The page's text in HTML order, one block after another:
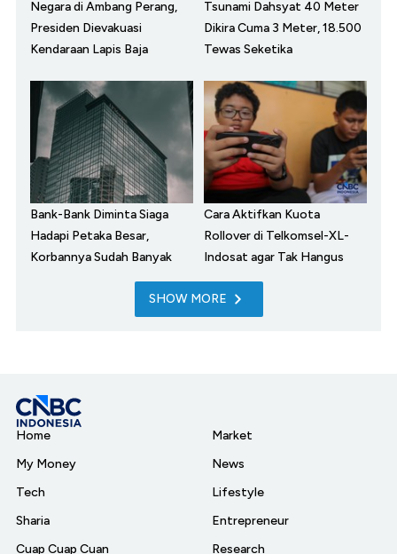
Negara di Ambang Perang,
Presiden Dievakuasi
Kendaraan Lapis Baja
Tsunami Dahsyat 40 Meter
Dikira Cuma 3 Meter, 18.500
Tewas Seketika
Bank-Bank Diminta Siaga
Hadapi Petaka Besar,
Korbannya Sudah Banyak
Cara Aktifkan Kuota
Rollover di Telkomsel-XL-
Indosat agar Tak Hangus
SHOW MORE
Home
My Money
Tech
Sharia
Cuap Cuap Cuan
Market
News
Lifestyle
Entrepreneur
Research